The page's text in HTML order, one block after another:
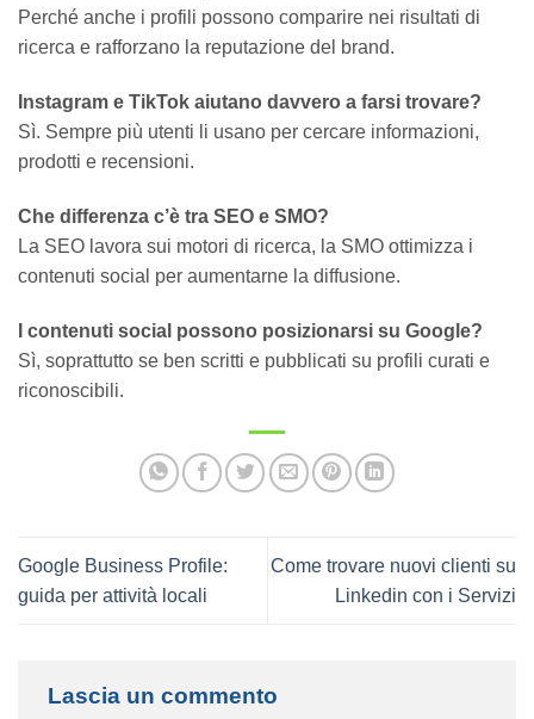
Perché anche i profili possono comparire nei risultati di
ricerca e rafforzano la reputazione del brand.
Instagram e TikTok aiutano davvero a farsi trovare?
Sì. Sempre più utenti li usano per cercare informazioni,
prodotti e recensioni.
Che differenza c’è tra SEO e SMO?
La SEO lavora sui motori di ricerca, la SMO ottimizza i
contenuti social per aumentarne la diffusione.
I contenuti social possono posizionarsi su Google?
Sì, soprattutto se ben scritti e pubblicati su profili curati e
riconoscibili.
Google Business Profile:
guida per attività locali
Come trovare nuovi clienti su
Linkedin con i Servizi
Lascia un commento